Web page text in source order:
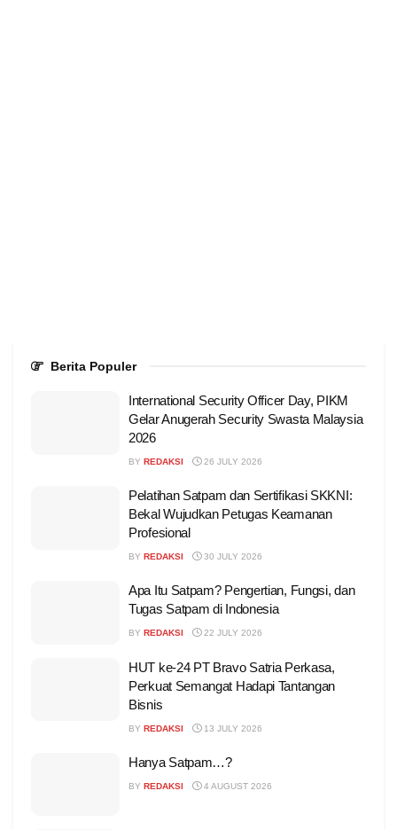
Berita Populer
International Security Officer Day, PIKM
Gelar Anugerah Security Swasta Malaysia
2026
BY REDAKSI 26 JULY 2026
Pelatihan Satpam dan Sertifikasi SKKNI:
Bekal Wujudkan Petugas Keamanan
Profesional
BY REDAKSI 30 JULY 2026
Apa Itu Satpam? Pengertian, Fungsi, dan
Tugas Satpam di Indonesia
BY REDAKSI 22 JULY 2026
HUT ke-24 PT Bravo Satria Perkasa,
Perkuat Semangat Hadapi Tantangan
Bisnis
BY REDAKSI 13 JULY 2026
Hanya Satpam…?
BY REDAKSI 4 AUGUST 2026